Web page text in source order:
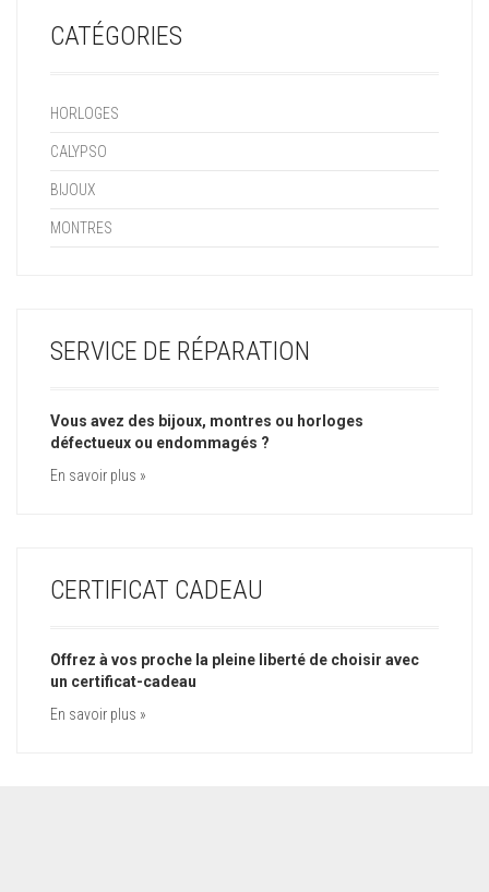
CATÉGORIES
HORLOGES
CALYPSO
BIJOUX
MONTRES
SERVICE DE RÉPARATION
Vous avez des bijoux, montres ou horloges
défectueux ou endommagés ?
En savoir plus »
CERTIFICAT CADEAU
Offrez à vos proche la pleine liberté de choisir avec
un certificat-cadeau
En savoir plus »